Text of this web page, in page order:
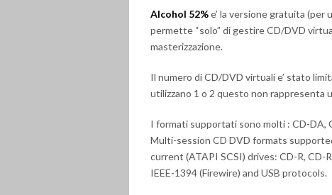
Alcohol 52%e’ la versione gratuita (per
permette “solo” di gestire CD/DVD
masterizzazione.
Il numero di CD/DVD virtuali e’ stato
utilizzano 1 o 2 questo non rappresenta
I formati supportati sono molti : CD-DA,
Multi-session CD DVD formats
current (ATAPI SCSI) drives: CD-R, CD-
IEEE-1394 (Firewire) and USB protocols.